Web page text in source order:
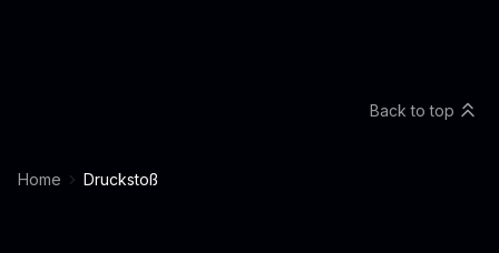
Home Druckstoß
Back to top